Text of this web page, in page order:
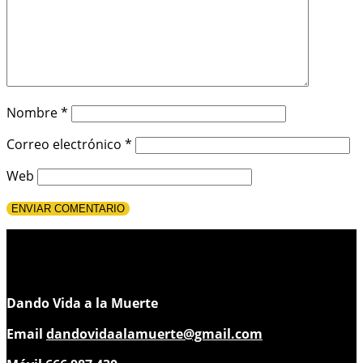
Nombre*
Correo electrónico *
Web
Dando Vida a la Muerte
Email dandovidaalamuerte@gmail.com